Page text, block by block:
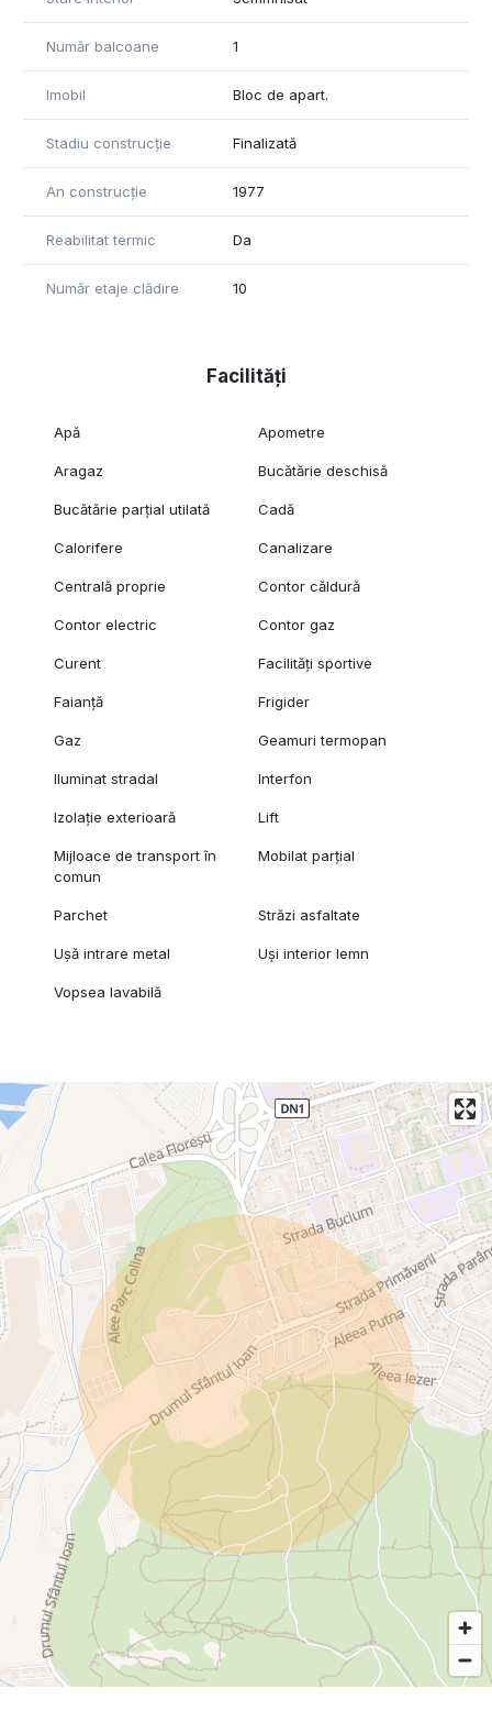
Număr balcoane 1
Imobil Bloc de apart.
Stadiu construcție Finalizată
An construcție 1977
Reabilitat termic Da
Număr etaje clădire 10
Facilități
Apă Apometre
Aragaz Bucătărie deschisă
Bucătărie parțial utilată Cadă
Calorifere Canalizare
Centrală proprie Contor căldură
Contor electric Contor gaz
Curent Facilități sportive
Faianță Frigider
Gaz Geamuri termopan
Iluminat stradal Interfon
Izolație exterioară Lift
Mijloace de transport în
comun
Mobilat parțial
Parchet Străzi asfaltate
Ușă intrare metal Uși interior lemn
Vopsea lavabilă